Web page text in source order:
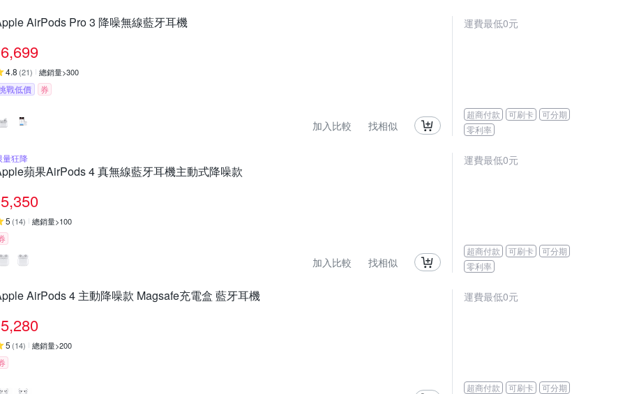
AirPods Pro 3 降噪無線藍牙耳機
6,699
4.8 (21) 總銷量>300
戰低價 券
加入比較 找相似
運費最低0元
超商付款 可刷卡
可分期
零利率
量狂降
蘋果AirPods 4 真無線藍牙耳機主動式降噪款
5,350
5 (14) 總銷量>100
加入比較 找相似
運費最低0元
超商付款 可刷卡
可分期
零利率
AirPods 4 主動降噪款 Magsafe充電盒 藍牙耳機
5,280
5 (14) 總銷量>200
運費最低0元
超商付款 可刷卡
可分期